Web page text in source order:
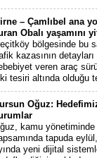
– Çamlıbel ana
Obalı yaşamını
bölgesinde bu
kazasının
veren araç
tesiri altında olduğu
Oğuz:
kamu
tapuda
yeni dijital